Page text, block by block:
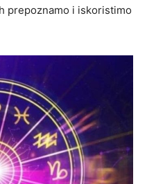
prepoznamo i iskoristimo